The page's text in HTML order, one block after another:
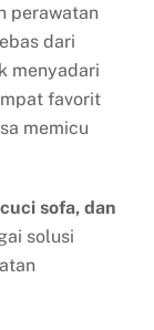
perawatan
dari
menyadari
favorit
memicu
sofa, dan
solusi